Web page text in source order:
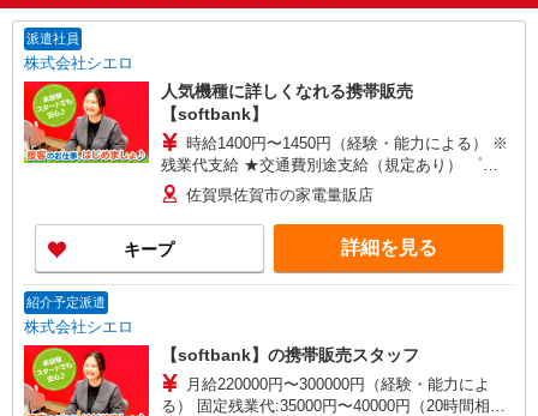
派遣社員
株式会社シエロ
人気機種に詳しくなれる携帯販売
【softbank】
時給1400円〜1450円（経験・能力による） ※
残業代支給 ★交通費別途支給（規定あり） ゜
+゜・。○。・゜+゜・。○。・゜+゜ 入社祝い金10
万円支給(規定有) お友達を紹介頂くと, インセンテ
ィブ支給(規定有) ★月2回払い・週払い可能（規程
有）★ ゜・。○。・゜+゜・。○。・゜+゜
佐賀県佐賀市の家電量販店
キープ 詳細を見る
紹介予定派遣
株式会社シエロ
【softbank】の携帯販売スタッフ
月給220000円〜300000円（経験・能力によ
る） 固定残業代:35000円〜40000円（20時間相